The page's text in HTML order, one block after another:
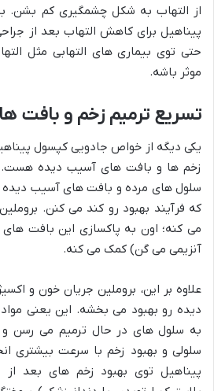
از التهاب به شکل چشمگیری کم بشن.
پیناهیل برای کاهش التهاب بعد از
حتی توی بیماری های التهابی مثل
موثر باشه.
تسریع ترمیم زخم و بافت ها
یکی دیگه از خواص جادویی کپسول
زخم ها و بافت های آسیب دیده هست.
سلول های مرده و بافت های آسیب
که فرآیند بهبود رو کند می کنن.
می کنه؛ اون به پاکسازی این بافت
آنزیمی می گن) کمک می کنه.
علاوه بر این، بروملین جریان خون و
دیده رو بهبود می بخشه. این یعنی
به سلول های در حال ترمیم می رسن
سلولی و بهبود زخم با سرعت بیشتری
پیناهیل توی بهبود زخم های بعد